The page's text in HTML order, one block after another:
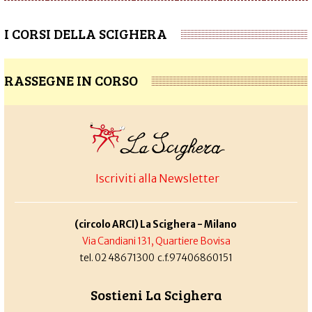
I CORSI DELLA SCIGHERA
RASSEGNE IN CORSO
Iscriviti alla Newsletter
(circolo ARCI) La Scighera - Milano
Via Candiani 131, Quartiere Bovisa
tel. 02 48671300 c.f.97406860151
Sostieni La Scighera